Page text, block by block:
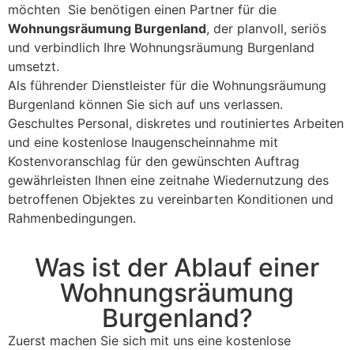
möchten Sie benötigen einen Partner für die
Wohnungsräumung Burgenland, der planvoll, seriös
und verbindlich Ihre Wohnungsräumung Burgenland
umsetzt.
Als führender Dienstleister für die Wohnungsräumung
Burgenland können Sie sich auf uns verlassen.
Geschultes Personal, diskretes und routiniertes Arbeiten
und eine kostenlose Inaugenscheinnahme mit
Kostenvoranschlag für den gewünschten Auftrag
gewährleisten Ihnen eine zeitnahe Wiedernutzung des
betroffenen Objektes zu vereinbarten Konditionen und
Rahmenbedingungen.
Was ist der Ablauf einer
Wohnungsräumung
Burgenland?
Zuerst machen Sie sich mit uns eine kostenlose